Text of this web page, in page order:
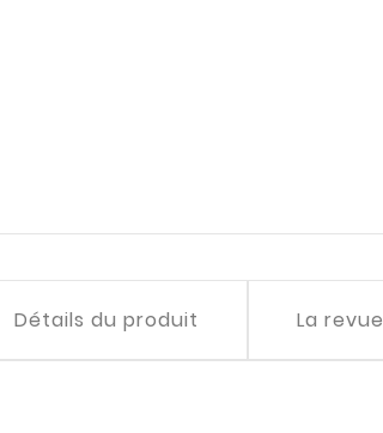
Détails du produit La revue